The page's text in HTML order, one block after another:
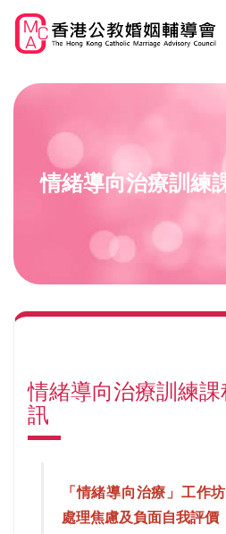
main
情緒導向治療訓練
情緒導向治療訓練
訊
「情緒導向治療」工作
處理焦慮及負面自我評價